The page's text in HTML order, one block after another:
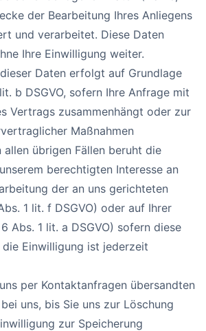
der Bearbeitung Ihres Anliegens
und verarbeitet. Diese Daten
Ihre Einwilligung weiter.
Daten erfolgt auf Grundlage
b DSGVO, sofern Ihre Anfrage mit
Vertrags zusammenhängt oder zur
Maßnahmen
übrigen Fällen beruht die
berechtigten Interesse an
der an uns gerichteten
1 lit. f DSGVO) oder auf Ihrer
Abs. 1 lit. a DSGVO) sofern diese
Einwilligung ist jederzeit
per Kontaktanfragen übersandten
uns, bis Sie uns zur Löschung
zur Speicherung